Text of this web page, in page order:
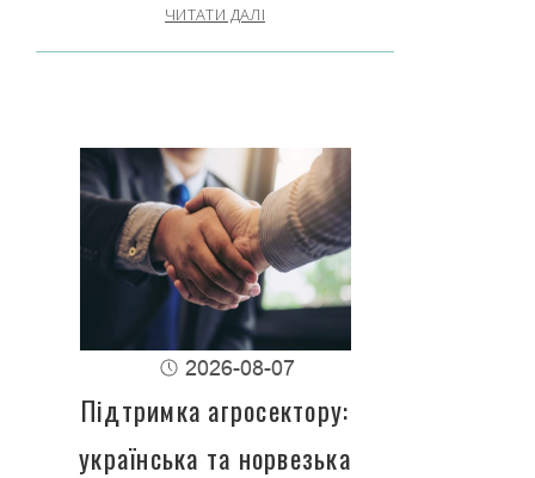
ЧИТАТИ ДАЛІ
2026-08-07
Підтримка агросектору:
українська та норвезька